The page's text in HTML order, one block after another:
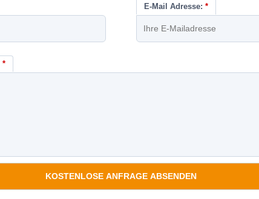
E-Mail Adresse: *
*